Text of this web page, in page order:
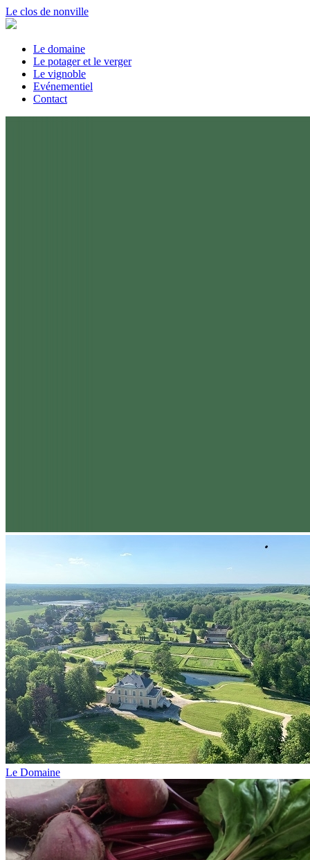
Le clos de nonville
Le domaine
Le potager et le verger
Le vignoble
Evénementiel
Contact
Le Domaine